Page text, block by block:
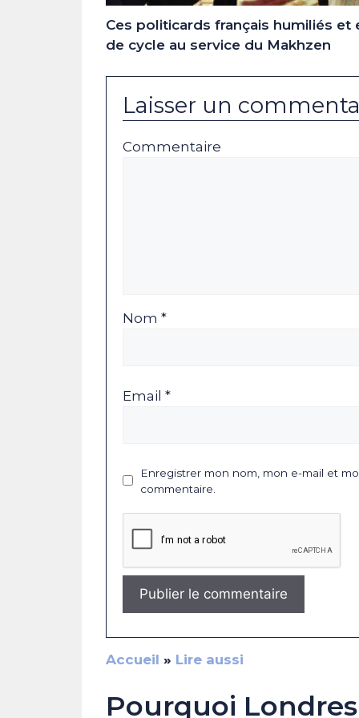
Ces politicards français humiliés et
de cycle au service du Makhzen
Laisser un
Commentaire
Nom *
Email *
Enregistrer mon nom, mon e-mail et
commentaire.
Accueil » Lire aussi
Pourquoi